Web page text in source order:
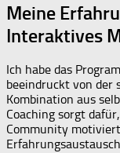
Meine
Interaktives
Ich habe das
beeindruckt von der
Kombination aus
Coaching sorgt
Community